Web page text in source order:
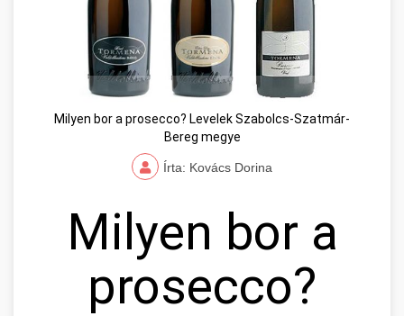
Milyen bor a prosecco? Levelek Szabolcs-Szatmár-
Bereg megye
Írta: Kovács Dorina
Milyen bor a
prosecco?